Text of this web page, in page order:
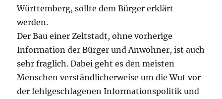
Württemberg, sollte dem Bürger erklärt
werden.
Der Bau einer Zeltstadt, ohne vorherige
Information der Bürger und Anwohner, ist auch
sehr fraglich. Dabei geht es den meisten
Menschen verständlicherweise um die Wut vor
der fehlgeschlagenen Informationspolitik und